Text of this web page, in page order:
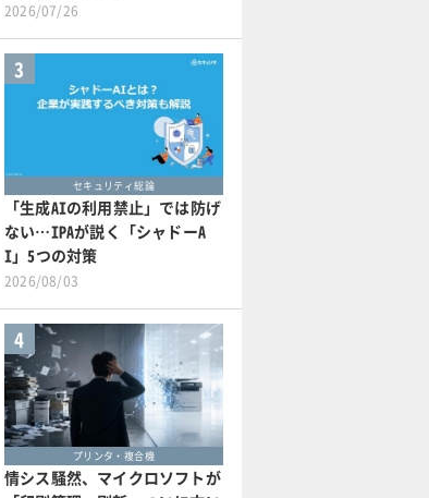
2026/07/26
3
セキュリティ総論
「生成AIの利用禁止」では防げ
ない…IPAが説く「シャドーA
I」5つの対策
2026/08/03
4
プリンタ・複合機
情シス騒然、マイクロソフトが